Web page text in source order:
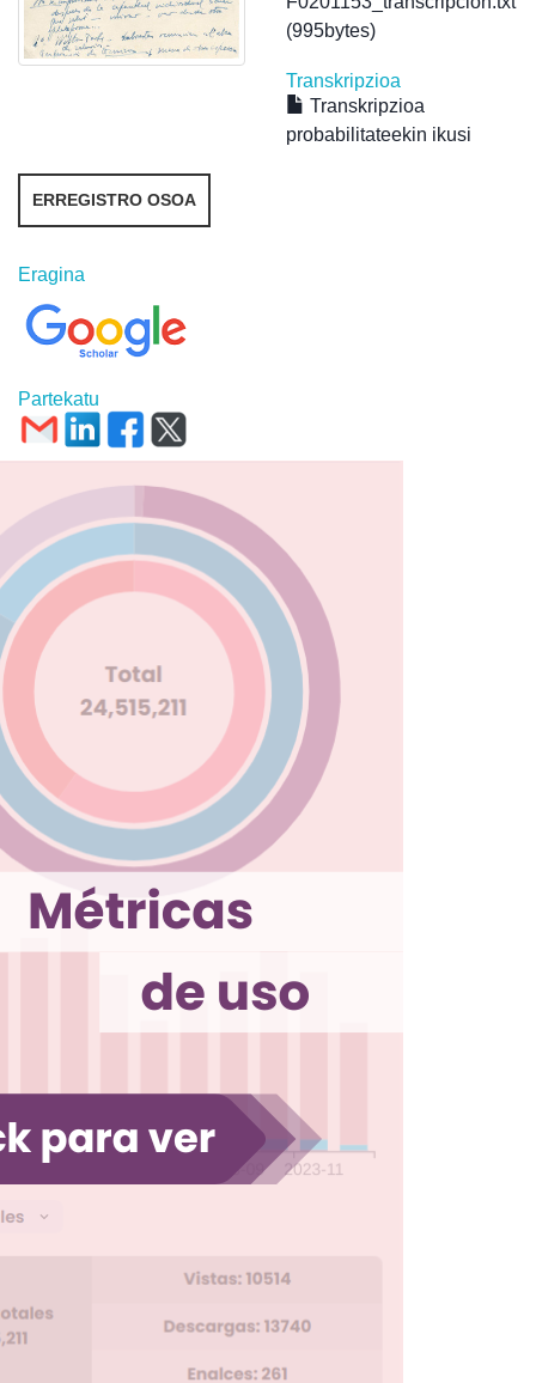
(995bytes)
Transkripzioa
Transkripzioa
probabilitateekin ikusi
ERREGISTRO OSOA
Eragina
Partekatu